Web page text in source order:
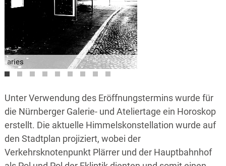
aries
taurus
gemini
virgo
libra
scorpio
sagitarius
capricornus
pisces
Unter Verwendung des Eröffnungstermins wurde für
die Nürnberger Galerie- und Ateliertage ein Horoskop
erstellt. Die aktuelle Himmelskonstellation wurde auf
den Stadtplan projiziert, wobei der
Verkehrsknotenpunkt Plärrer und der Hauptbahnhof